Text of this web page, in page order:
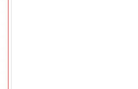
人次-今日重庆-华龙网
1503克-今日重
上收取-搜狐财经
况公示】-环球网校
趣网
_新浪新闻
推经济发展——网·重庆视